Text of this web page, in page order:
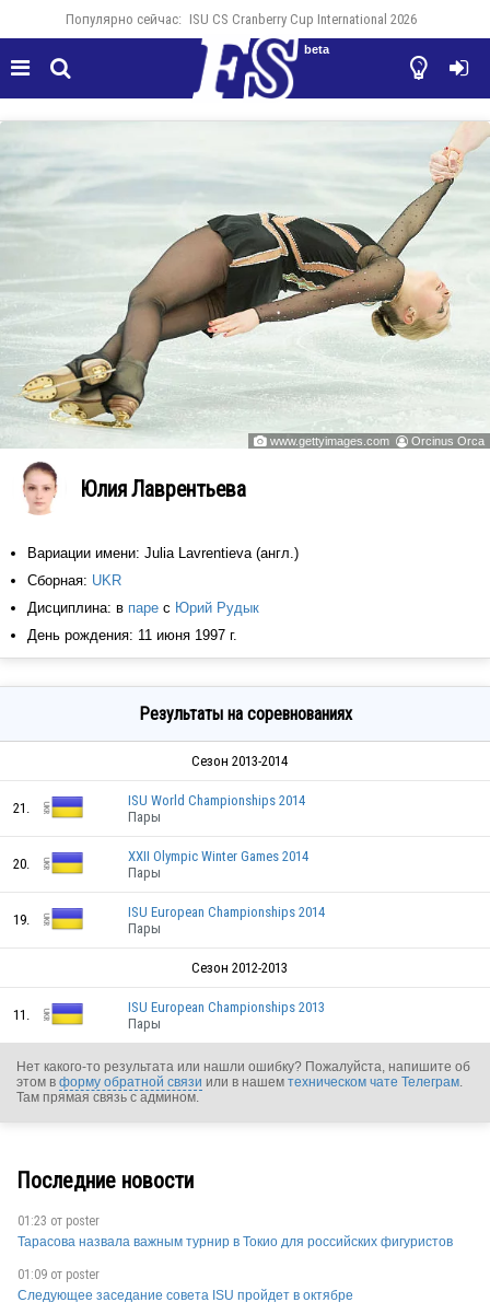
Популярно сейчас: ISU CS Cranberry Cup International 2026
  

beta
 www.gettyimages.com  Orcinus Orca
Юлия Лаврентьева
Вариации имени: Julia Lavrentieva (англ.)
Сборная: UKR
Дисциплина: в паре с Юрий Рудык
День рождения: 11 июня 1997 г.
Результаты на соревнованиях
Сезон 2013-2014
21.
ISU World Championships 2014
Пары
20.
XXII Olympic Winter Games 2014
Пары
19.
ISU European Championships 2014
Пары
Сезон 2012-2013
11.
ISU European Championships 2013
Пары
Нет какого-то результата или нашли ошибку? Пожалуйста, напишите об
этом в форму обратной связи или в нашем техническом чате Телеграм
Там прямая связь с админом.
Последние новости
01:23 от poster
Тарасова назвала важным турнир в Токио для российских фигуристов
01:09 от poster
Следующее заседание совета ISU пройдет в октябре